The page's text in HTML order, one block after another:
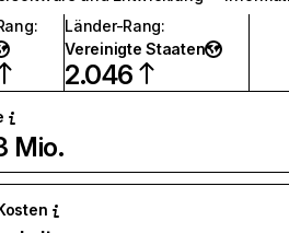
:
Länder-Rang:
Vereinigte Staaten
2.046
Mio.